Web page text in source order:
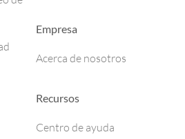
Empresa
Acerca de nosotros
Recursos
Centro de ayuda